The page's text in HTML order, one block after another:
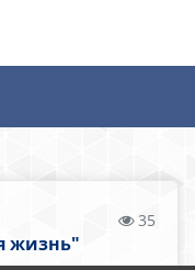
35
жизнь"